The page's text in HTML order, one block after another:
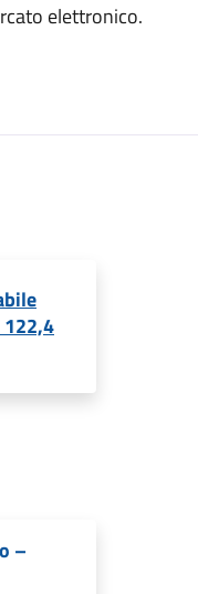
elettronico.
–